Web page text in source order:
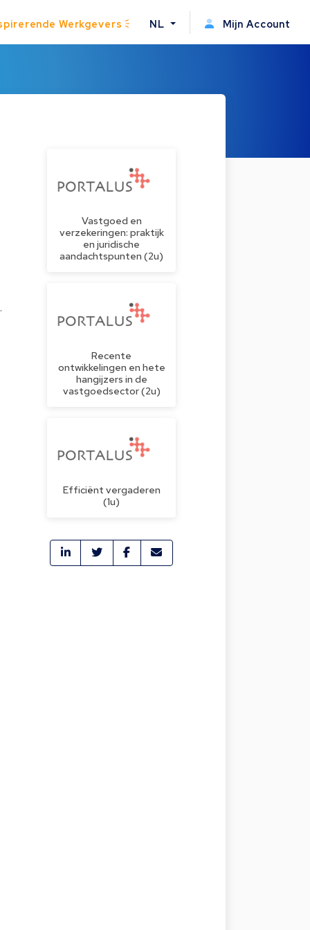
Werkgevers NL Mijn Account
Vastgoed en
verzekeringen: praktijk
en juridische
aandachtspunten (2u)
Recente
ontwikkelingen en hete
hangijzers in de
vastgoedsector (2u)
Efficiënt vergaderen
(1u)